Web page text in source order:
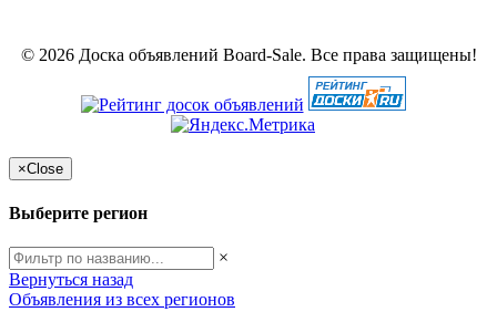
© 2026 Доска объявлений Board-Sale. Все права защищены!
×Close
Выберите регион
×
Вернуться назад
Объявления из всех регионов